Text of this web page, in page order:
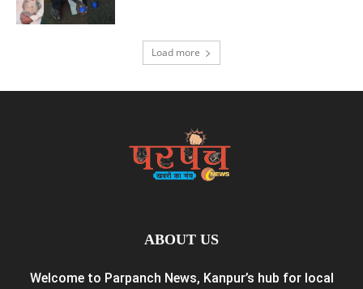
Load more
ABOUT US
Welcome to Parpanch News, Kanpur’s hub for local